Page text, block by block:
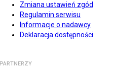
Zmiana ustawień zgód
Regulamin serwisu
Informacje o nadawcy
Deklaracja dostępności
PARTNERZY